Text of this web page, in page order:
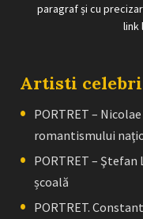
paragraf și cu
link
Artisti celebri
PORTRET –
romantismului
PORTRET – Ştefan
școală
PORTRET.